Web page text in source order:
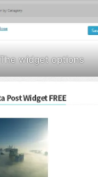
The widget options